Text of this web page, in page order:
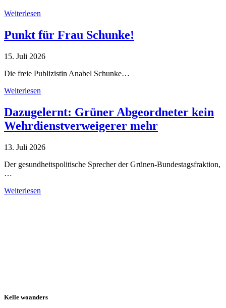
Weiterlesen
Punkt für Frau Schunke!
15. Juli 2026
Die freie Publizistin Anabel Schunke…
Weiterlesen
Dazugelernt: Grüner Abgeordneter kein
Wehrdienstverweigerer mehr
13. Juli 2026
Der gesundheitspolitische Sprecher der Grünen-Bundestagsfraktion,
…
Weiterlesen
Kelle woanders